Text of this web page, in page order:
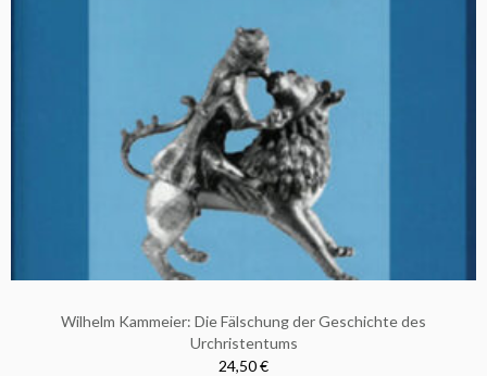
Wilhelm Kammeier: Die Fälschung der Geschichte des
Urchristentums
24,50 €